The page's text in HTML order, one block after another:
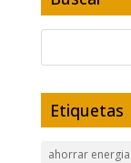
Etiquetas
ahorrar energia